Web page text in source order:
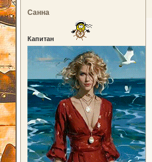
Санна
Капитан